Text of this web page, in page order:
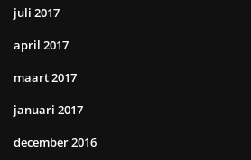
juli 2017
april 2017
maart 2017
januari 2017
december 2016